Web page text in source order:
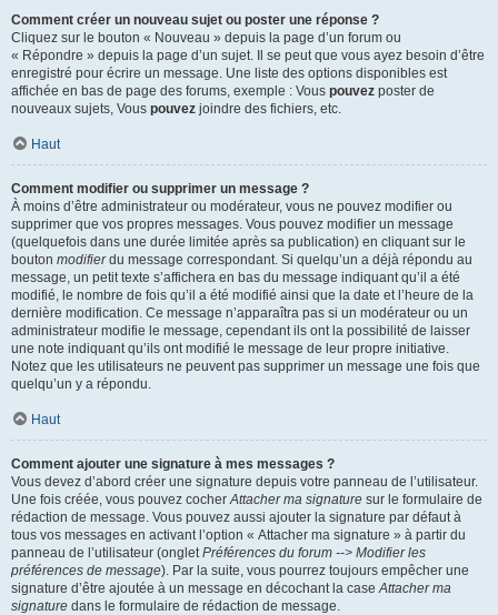
Comment créer un nouveau sujet ou poster une réponse ?
Cliquez sur le bouton « Nouveau » depuis la page d’un forum ou
« Répondre » depuis la page d’un sujet. Il se peut que vous ayez besoin d’être
enregistré pour écrire un message. Une liste des options disponibles est
affichée en bas de page des forums, exemple : Vous pouvez poster de
nouveaux sujets, Vous pouvez joindre des fichiers, etc.
Haut
Comment modifier ou supprimer un message ?
À moins d’être administrateur ou modérateur, vous ne pouvez modifier ou
supprimer que vos propres messages. Vous pouvez modifier un message
(quelquefois dans une durée limitée après sa publication) en cliquant sur le
bouton modifierdu message correspondant. Si quelqu’un a déjà répondu au
message, un petit texte s’affichera en bas du message indiquant qu’il a été
modifié, le nombre de fois qu’il a été modifié ainsi que la date et l’heure de la
dernière modification. Ce message n’apparaîtra pas si un modérateur ou un
administrateur modifie le message, cependant ils ont la possibilité de laisser
une note indiquant qu’ils ont modifié le message de leur propre initiative.
Notez que les utilisateurs ne peuvent pas supprimer un message une fois que
quelqu’un y a répondu.
Haut
Comment ajouter une signature à mes messages ?
Vous devez d’abord créer une signature depuis votre panneau de l’utilisateur.
Une fois créée, vous pouvez cocherAttacher ma signature sur le formulaire de
rédaction de message. Vous pouvez aussi ajouter la signature par défaut à
tous vos messages en activant l’option « Attacher ma signature » à partir du
panneau de l’utilisateur (ongletPréférences du forum --> Modifier les
préférences de message). Par la suite, vous pourrez toujours empêcher une
signature d’être ajoutée à un message en décochant la caseAttacher ma
signature dans le formulaire de rédaction de message.